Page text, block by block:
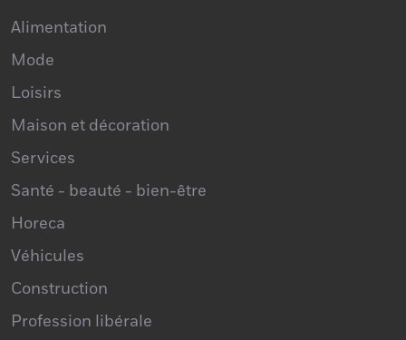
Alimentation
Mode
Loisirs
Maison et décoration
Services
Santé - beauté - bien-être
Horeca
Véhicules
Construction
Profession libérale